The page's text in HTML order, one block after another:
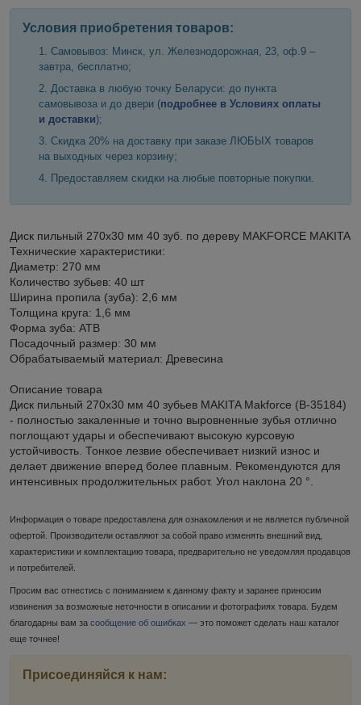
Условия приобретения товаров:
Самовывоз: Минск, ул. Железнодорожная, 23, оф.9 –
завтра, бесплатно;
Доставка в любую точку Беларуси: до пункта
самовывоза и до двери (подробнее в Условиях оплаты
и доставки);
Скидка 20% на доставку при заказе ЛЮБЫХ товаров
на выходных через корзину;
Предоставляем скидки на любые повторные покупки.
Диск пильный 270х30 мм 40 зуб. по дереву MAKFORCE MAKITA
Технические характеристики:
Диаметр: 270 мм
Количество зубьев: 40 шт
Ширина пропила (зуба): 2,6 мм
Толщина круга: 1,6 мм
Форма зуба: ATB
Посадочный размер: 30 мм
Обрабатываемый материал: Древесина
Описание товара
Диск пильный 270х30 мм 40 зубьев MAKITA Makforce (B-35184)
- полностью закаленные и точно выровненные зубья отлично
поглощают удары и обеспечивают высокую курсовую
устойчивость. Тонкое лезвие обеспечивает низкий износ и
делает движение вперед более плавным. Рекомендуются для
интенсивных продолжительных работ. Угол наклона 20 °.
Информация о товаре предоставлена для ознакомления и не является публичной
офертой. Производители оставляют за собой право изменять внешний вид,
характеристики и комплектацию товара, предварительно не уведомляя продавцов
и потребителей.
Просим вас отнестись с пониманием к данному факту и заранее приносим
извинения за возможные неточности в описании и фотографиях товара. Будем
благодарны вам за сообщение об ошибках — это поможет сделать наш каталог
еще точнее!
Присоединяйся к нам: